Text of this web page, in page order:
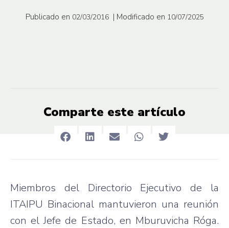
Publicado en 02/03/2016 | Modificado en 10/07/2025
Comparte este artículo
Miembros del Directorio Ejecutivo de la
ITAIPU Binacional mantuvieron una reunión
con el Jefe de Estado, en Mburuvicha Róga.